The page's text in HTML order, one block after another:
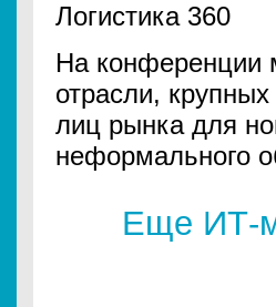
Логистика 360
На конференции
отрасли,
лиц рынка для
неформального
Еще ИТ-